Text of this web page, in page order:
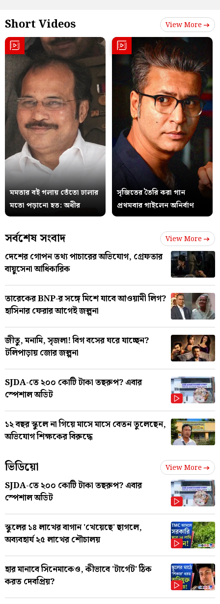
Short Videos View More
মমতার বই গলায় তেঁতো ঢালার
মতো পড়ানো হত: অধীর
সৃজিতের তৈরি করা গান
প্রথমবার গাইলেন অনির্বাণ
সর্বশেষ সংবাদ View More
দেশের গোপন তথ্য পাচারের অভিযোগ, গ্রেফতার
বায়ুসেনা আধিকারিক
তারেকের BNP-র সঙ্গে মিশে যাবে আওয়ামী লিগ?
হাসিনার ফেরার আগেই জল্পনা
জীতু, মনামি, সৃজলা! বিগ বসের ঘরে যাচ্ছেন?
টলিপাড়ায় জোর জল্পনা
SJDA-তে ২০০ কোটি টাকা তছরুপ? এবার
স্পেশাল অডিট
১২ বছর স্কুলে না গিয়ে মাসে মাসে বেতন তুলেছেন,
অভিযোগ শিক্ষকের বিরুদ্ধে
ভিডিয়ো View More
SJDA-তে ২০০ কোটি টাকা তছরুপ? এবার
স্পেশাল অডিট
স্কুলের ১৪ লাখের বাগান 'খেয়েছে' ছাগলে,
অব্যবহার্য ২৫ লাখের শৌচালয়
হার মানাবে সিনেমাকেও, কীভাবে 'টার্গেট' ঠিক
করত দেবপ্রিয়?